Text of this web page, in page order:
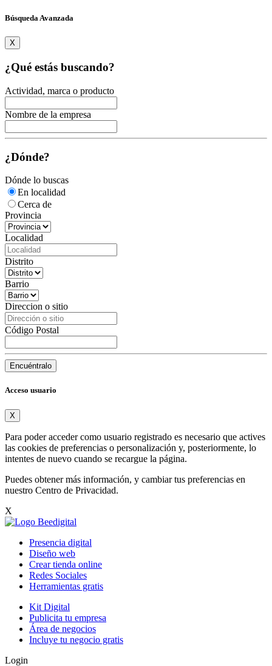
Búsqueda Avanzada
X
¿Qué estás buscando?
Actividad, marca o producto
Nombre de la empresa
¿Dónde?
Dónde lo buscas
En localidad
Cerca de
Provincia
Localidad
Distrito
Barrio
Direccion o sitio
Código Postal
Encuéntralo
Acceso usuario
X
Para poder acceder como usuario registrado es necesario que actives
las cookies de preferencias o personalización y, posteriormente, lo
intentes de nuevo cuando se recargue la página.
Puedes obtener más información, y cambiar tus preferencias en
nuestro Centro de Privacidad.
X
Presencia digital
Diseño web
Crear tienda online
Redes Sociales
Herramientas gratis
Kit Digital
Publicita tu empresa
Área de negocios
Incluye tu negocio gratis
Login